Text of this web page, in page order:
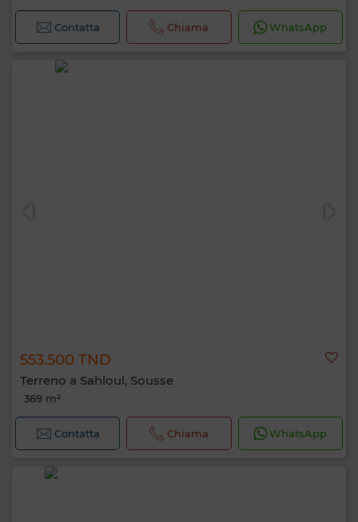
Contatta Chiama WhatsApp
553.500 TND
Terreno a Sahloul, Sousse
369 m²
Contatta Chiama WhatsApp